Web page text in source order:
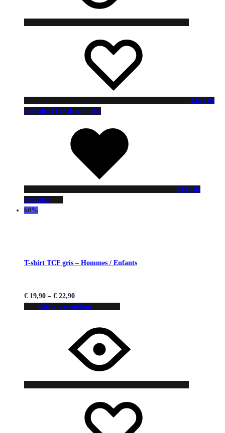
Liste de
souhaits Liste de souhaits
Liste de
souhaits
60%
T-shirt TCF gris – Hommes / Enfants
€ 19,90 – € 22,90
Choix des options